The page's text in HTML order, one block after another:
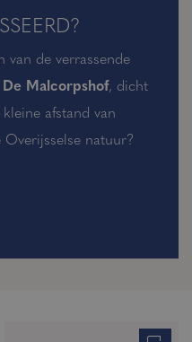
van de verrassende
De Malcorpshof, dicht
afstand van
natuur?